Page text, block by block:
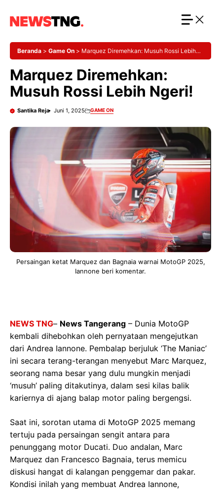
Beranda > Game On > Marquez Diremehkan: Musuh Rossi Lebih
Marquez Diremehkan:
Musuh Rossi Lebih Ngeri!
Santika Reja Juni 1, 2025 GAME ON
Persaingan ketat Marquez dan Bagnaia warnai MotoGP 2025,
Iannone beri komentar.
NEWS TNG– News Tangerang – Dunia MotoGP
kembali dihebohkan oleh pernyataan mengejutkan
dari Andrea Iannone. Pembalap berjuluk ‘The Maniac’
ini secara terang-terangan menyebut Marc Marquez,
seorang nama besar yang dulu mungkin menjadi
‘musuh’ paling ditakutinya, dalam sesi kilas balik
kariernya di ajang balap motor paling bergengsi.
Saat ini, sorotan utama di MotoGP 2025 memang
tertuju pada persaingan sengit antara para
penunggang motor Ducati. Duo andalan, Marc
Marquez dan Francesco Bagnaia, terus memicu
diskusi hangat di kalangan penggemar dan pakar.
Kondisi inilah yang membuat Andrea Iannone,